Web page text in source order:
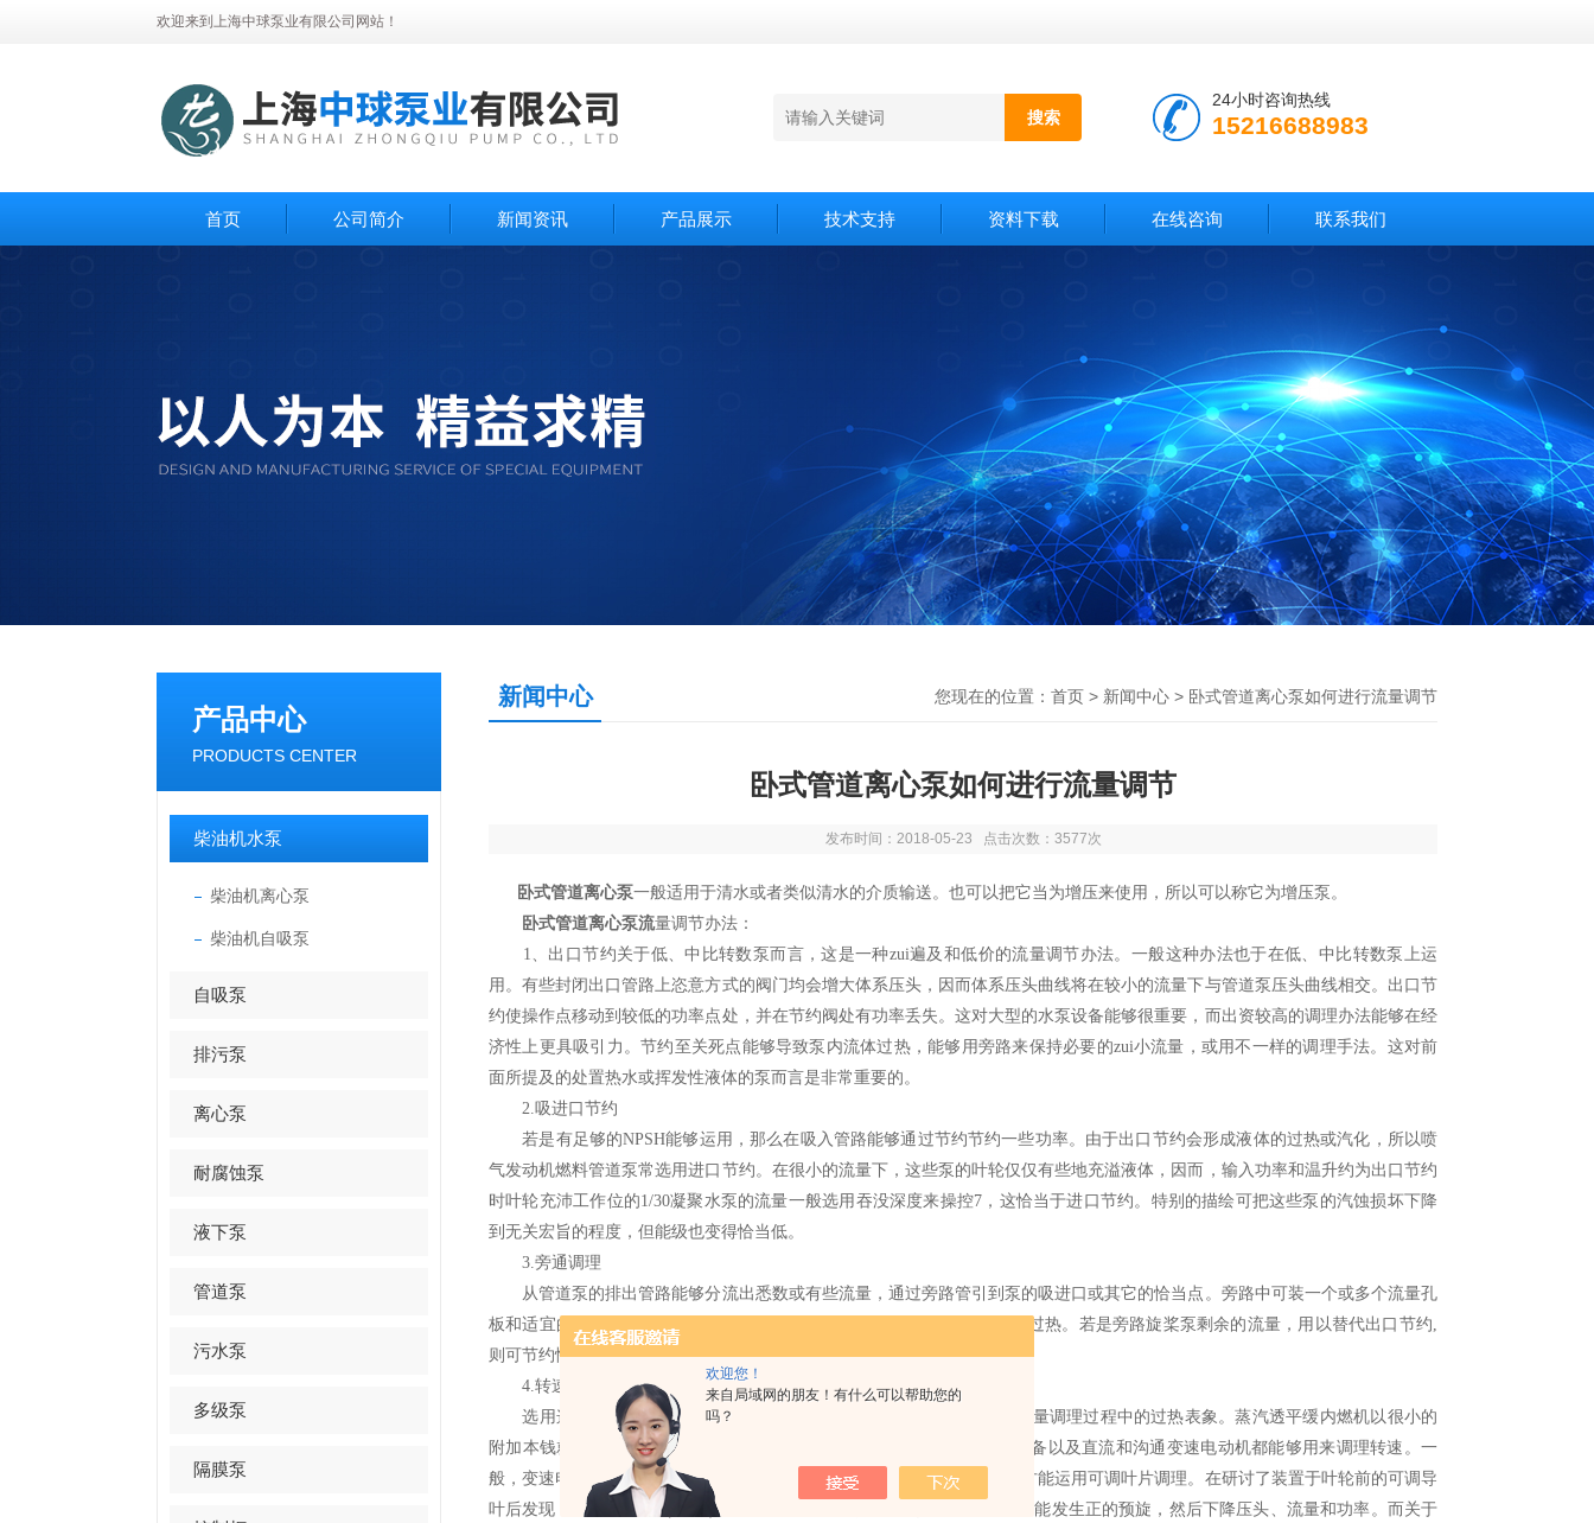
欢迎您！
来自局域网的朋友！有什么可以帮助您的
吗？
欢迎来到上海中球泵业有限公司网站！
24小时咨询热线
15216688983
首页 公司简介 新闻资讯 产品展示 技术支持 资料下载 在线咨询 联系我们
产品中心
PRODUCTS CENTER
柴油机水泵
柴油机离心泵
柴油机自吸泵
自吸泵
排污泵
离心泵
耐腐蚀泵
液下泵
管道泵
污水泵
多级泵
隔膜泵
新闻中心 您现在的位置： 首页 > 新闻中心 > 卧式管道离心泵如何进行流量调节
卧式管道离心泵如何进行流量调节
发布时间：2018-05-23 点击次数：3577次
卧式管道离心泵一般适用于清水或者类似清水的介质输送。也可以把它当为增压来使用，所以可以称它为增压泵。
卧式管道离心泵流量调节办法：
1、出口节约关于低、中比转数泵而言，这是一种zui遍及和低价的流量调节办法。一般这种办法也于在低、中比转数泵上运
用。有些封闭出口管路上恣意方式的阀门均会增大体系压头，因而体系压头曲线将在较小的流量下与管道泵压头曲线相交。出口节
约使操作点移动到较低的功率点处，并在节约阀处有功率丢失。这对大型的水泵设备能够很重要，而出资较高的调理办法能够在经
济性上更具吸引力。节约至关死点能够导致泵内流体过热，能够用旁路来保持必要的zui小流量，或用不一样的调理手法。这对前
面所提及的处置热水或挥发性液体的泵而言是非常重要的。
2.吸进口节约
若是有足够的NPSH能够运用，那么在吸入管路能够通过节约节约一些功率。由于出口节约会形成液体的过热或汽化，所以喷
气发动机燃料管道泵常选用进口节约。在很小的流量下，这些泵的叶轮仅仅有些地充溢液体，因而，输入功率和温升约为出口节约
时叶轮充沛工作位的1/30凝聚水泵的流量一般选用吞没深度来操控7，这恰当于进口节约。特别的描绘可把这些泵的汽蚀损坏下降
到无关宏旨的程度，但能级也变得恰当低。
3.旁通调理
从管道泵的排出管路能够分流出悉数或有些流量，通过旁路管引到泵的吸进口或其它的恰当点。旁路中可装一个或多个流量孔
板和适宜的操控阀。计量旁路一般用于减小水泵的流量，首要是为了避免过热。若是旁路旋桨泵剩余的流量，用以替代出口节约,
则可节约恰当大的功率。
4.转速调理
选用这种办法调理流量时，能够使所需的功率减至zui小，并可扫除流量调理过程中的过热表象。蒸汽透平缓内燃机以很小的
附加本钱就很简单习惯转速调理。各种机械式、磁力式、液压式的变速设备以及直流和沟通变速电动机都能够用来调理转速。一
般，变速电动机过于贵重，只要在对特别情况作经济研讨后证明是值得时方能运用可调叶片调理。在研讨了装置于叶轮前的可调导
叶后发现，比转数=5700(2.086)时，这种办法关于泵的调理是有用的。叶片能发生正的预旋，然后下降压头、流量和功率。而关于